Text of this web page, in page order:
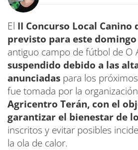
El II Concurso Local Canino
previsto para este
antiguo campo de fútbol de O
suspendido debido a las
anunciadas para los
fue tomada por la
Agricentro Terán, con el
garantizar el bienestar de
inscritos y evitar posibles
la ola de calor.